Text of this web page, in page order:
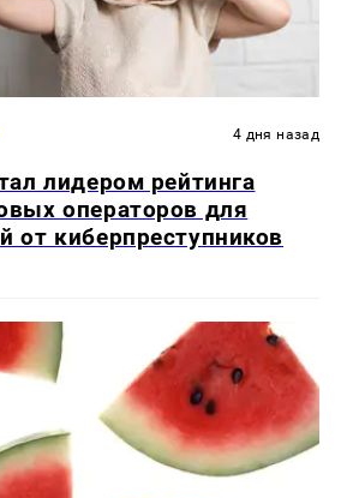
4 дня назад
лидером рейтинга
операторов для
от киберпреступников